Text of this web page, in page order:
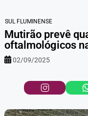
SUL FLUMINENSE
Mutirão prevê
oftalmológicos
02/09/2025